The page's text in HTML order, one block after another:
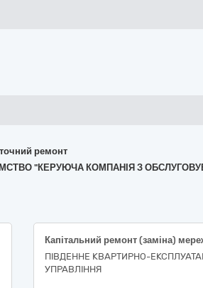
ремонт
"КЕРУЮЧА КОМПАНІЯ З
ПІВДЕННЕ КВАРТИРНО-
УПРАВЛІННЯ